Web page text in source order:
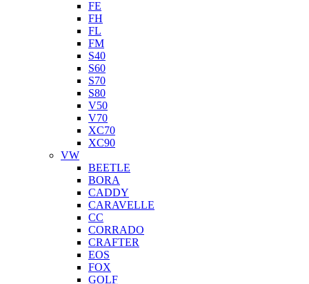
FE
FH
FL
FM
S40
S60
S70
S80
V50
V70
XC70
XC90
VW
BEETLE
BORA
CADDY
CARAVELLE
CC
CORRADO
CRAFTER
EOS
FOX
GOLF